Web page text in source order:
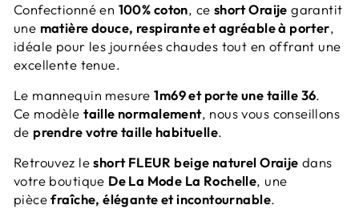
Confectionné en 100% coton, ce short Oraije garantit
une matière douce, respirante et agréable à porter,
idéale pour les journées chaudes tout en offrant une
excellente tenue.
Le mannequin mesure 1m69 et porte une taille 36.
Ce modèle taille normalement, nous vous conseillons
de prendre votre taille habituelle.
Retrouvez le short FLEUR beige naturel Oraije dans
votre boutique De La Mode La Rochelle, une
pièce fraîche, élégante et incontournable.